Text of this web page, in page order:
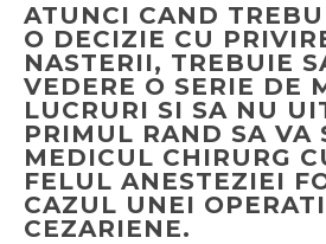
ATUNCI CAND
O DECIZIE CU
NASTERII, TREBUIE
VEDERE O SERIE DE
LUCRURI SI SA NU
PRIMUL RAND SA VA
MEDICUL CHIRURG
FELUL ANESTEZIEI
CAZUL UNEI
CEZARIENE.